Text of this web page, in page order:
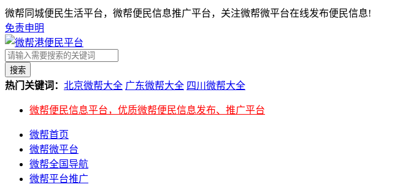
微帮同城便民生活平台，微帮便民信息推广平台，关注微帮微平台在线发布便民信息!
免责申明
搜索
热门关键词： 北京微帮大全 广东微帮大全 四川微帮大全
微帮便民信息平台，优质微帮便民信息发布、推广平台
微帮首页
微帮微平台
微帮全国导航
微帮平台推广